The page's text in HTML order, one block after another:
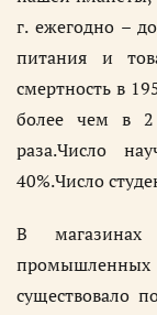
г. ежегодно –
питания и
смертность в
более чем в 2
раза.Число
40%.Число
В магазинах
промышленных
существовало